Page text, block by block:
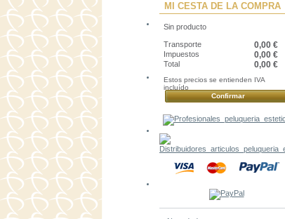
MI CESTA DE LA COMPRA
Sin producto
Transporte 0,00 €
Impuestos 0,00 €
Total 0,00 €
Estos precios se entienden IVA
incluído
Confirmar